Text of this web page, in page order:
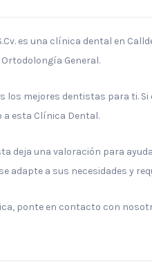
es una clínica dental en
General.
los mejores dentistas para ti.
a esta Clínica Dental.
deja una valoración para
adapte a sus necesidades y
ponte en contacto con